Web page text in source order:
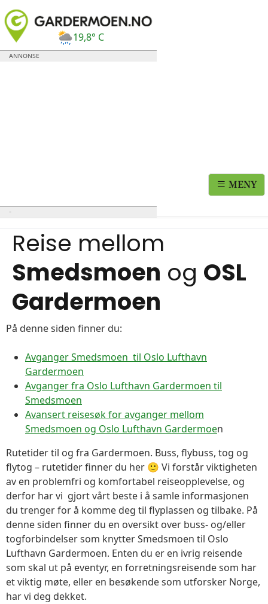
19,8° C
MENY
Reise mellom
Smedsmoen og OSL
Gardermoen
På denne siden finner du:
Avganger Smedsmoen til Oslo Lufthavn
Gardermoen
Avganger fra Oslo Lufthavn Gardermoen til
Smedsmoen
Avansert reisesøk for avganger mellom
Smedsmoen og Oslo Lufthavn Gardermoen
Rutetider til og fra Gardermoen. Buss, flybuss, tog og
flytog – rutetider finner du her 🙂 Vi forstår viktigheten
av en problemfri og komfortabel reiseopplevelse, og
derfor har vi gjort vårt beste i å samle informasjonen
du trenger for å komme deg til flyplassen og tilbake. På
denne siden finner du en oversikt over buss- og/eller
togforbindelser som knytter Smedsmoen til Oslo
Lufthavn Gardermoen. Enten du er en ivrig reisende
som skal ut på eventyr, en forretningsreisende som har
et viktig møte, eller en besøkende som utforsker Norge,
har vi deg dekket.